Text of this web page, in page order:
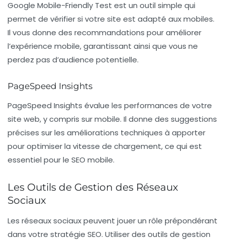
Google Mobile-Friendly Test est un outil simple qui
permet de vérifier si votre site est adapté aux mobiles.
Il vous donne des recommandations pour améliorer
l’expérience mobile, garantissant ainsi que vous ne
perdez pas d’audience potentielle.
PageSpeed Insights
PageSpeed Insights évalue les performances de votre
site web, y compris sur mobile. Il donne des suggestions
précises sur les améliorations techniques à apporter
pour optimiser la vitesse de chargement, ce qui est
essentiel pour le SEO mobile.
Les Outils de Gestion des Réseaux
Sociaux
Les réseaux sociaux peuvent jouer un rôle prépondérant
dans votre stratégie SEO. Utiliser des outils de gestion